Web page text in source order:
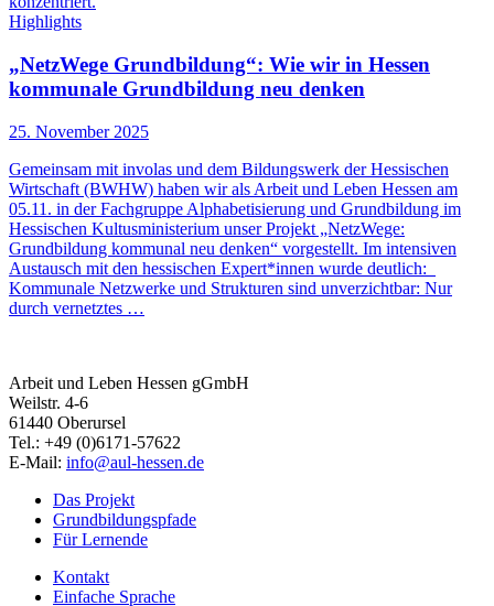
Highlights
„NetzWege Grundbildung“: Wie wir in Hessen
kommunale Grundbildung neu denken
25. November 2025
Gemeinsam mit involas und dem Bildungswerk der Hessischen
Wirtschaft (BWHW) haben wir als Arbeit und Leben Hessen am
05.11. in der Fachgruppe Alphabetisierung und Grundbildung im
Hessischen Kultusministerium unser Projekt „NetzWege:
Grundbildung kommunal neu denken“ vorgestellt. Im intensiven
Austausch mit den hessischen Expert*innen wurde deutlich:
Kommunale Netzwerke und Strukturen sind unverzichtbar: Nur
durch vernetztes …
Arbeit und Leben Hessen gGmbH
Weilstr. 4-6
61440 Oberursel
Tel.: +49 (0)6171-57622
E-Mail: info@aul-hessen.de
Das Projekt
Grundbildungspfade
Für Lernende
Kontakt
Einfache Sprache